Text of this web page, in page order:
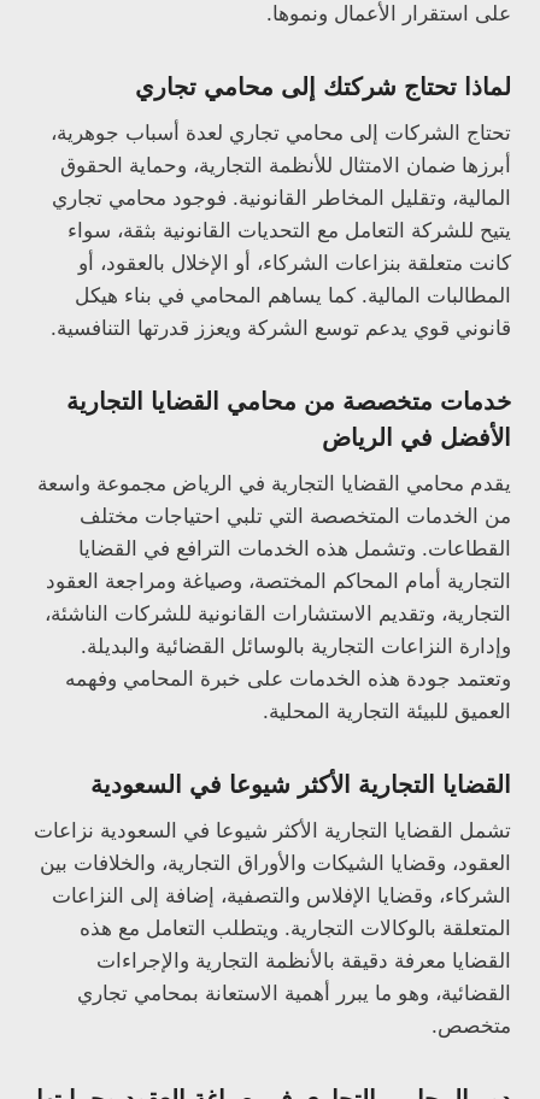
على استقرار الأعمال ونموها.
لماذا تحتاج شركتك إلى محامي تجاري
تحتاج الشركات إلى محامي تجاري لعدة أسباب جوهرية،
أبرزها ضمان الامتثال للأنظمة التجارية، وحماية الحقوق
المالية، وتقليل المخاطر القانونية. فوجود محامي تجاري
يتيح للشركة التعامل مع التحديات القانونية بثقة، سواء
كانت متعلقة بنزاعات الشركاء، أو الإخلال بالعقود، أو
المطالبات المالية. كما يساهم المحامي في بناء هيكل
قانوني قوي يدعم توسع الشركة ويعزز قدرتها التنافسية.
خدمات متخصصة من محامي القضايا التجارية
الأفضل في الرياض
يقدم محامي القضايا التجارية في الرياض مجموعة واسعة
من الخدمات المتخصصة التي تلبي احتياجات مختلف
القطاعات. وتشمل هذه الخدمات الترافع في القضايا
التجارية أمام المحاكم المختصة، وصياغة ومراجعة العقود
التجارية، وتقديم الاستشارات القانونية للشركات الناشئة،
وإدارة النزاعات التجارية بالوسائل القضائية والبديلة.
وتعتمد جودة هذه الخدمات على خبرة المحامي وفهمه
العميق للبيئة التجارية المحلية.
القضايا التجارية الأكثر شيوعا في السعودية
تشمل القضايا التجارية الأكثر شيوعا في السعودية نزاعات
العقود، وقضايا الشيكات والأوراق التجارية، والخلافات بين
الشركاء، وقضايا الإفلاس والتصفية، إضافة إلى النزاعات
المتعلقة بالوكالات التجارية. ويتطلب التعامل مع هذه
القضايا معرفة دقيقة بالأنظمة التجارية والإجراءات
القضائية، وهو ما يبرر أهمية الاستعانة بمحامي تجاري
متخصص.